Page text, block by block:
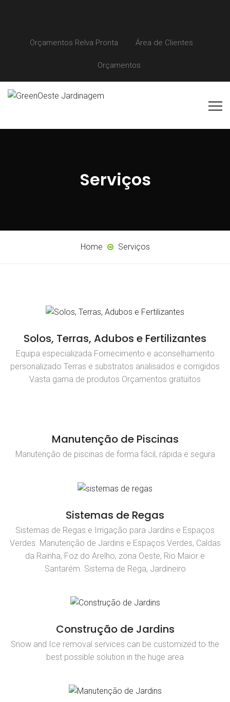
Orçamentos Relva Pronta Área de Clientes
Orçamentos
Serviços
Home Serviços
Solos, Terras, Adubos e Fertilizantes
Equipa especializada Fornecimento e aconselhamento
personalizado Terras e substratos analisados e corrigidos
Vasta gama de produtos Orçamentos gratuitos
Manutenção de Piscinas
Manutenção de piscinas de forma fácil, rápida e segura
Sistemas de Regas
Sistemas de Regas e Irrigação para Jardins e Espaços
Verdes. Manutenção de Jardins e Espaços Verdes, Caldas
da Rainha, Foz do Arelho, zona Oeste, Rio Maior e
Santarém. Sistema de Rega, Jardineiro
Construção de Jardins
Snow and Ice removal services can be customized to the
best possible solution in the huge area